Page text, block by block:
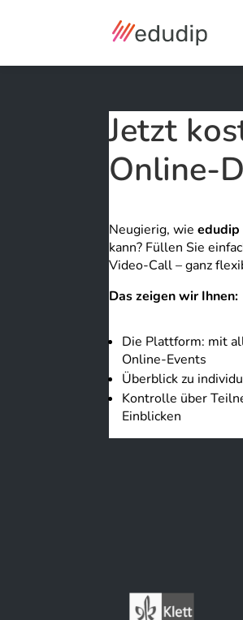
Jetzt
Online-
Neugierig, wieedudip
kann? Füllen Sie
Video-Call – ganz
Das zeigen wir Ihnen:
Die Plattform: mit
Online-Events
Überblick zu
Kontrolle über
Einblicken